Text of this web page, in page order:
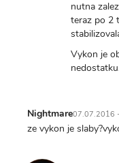
nutna
teraz po 2
Vykon je
Nightmare07.07.2016
ze vykon je